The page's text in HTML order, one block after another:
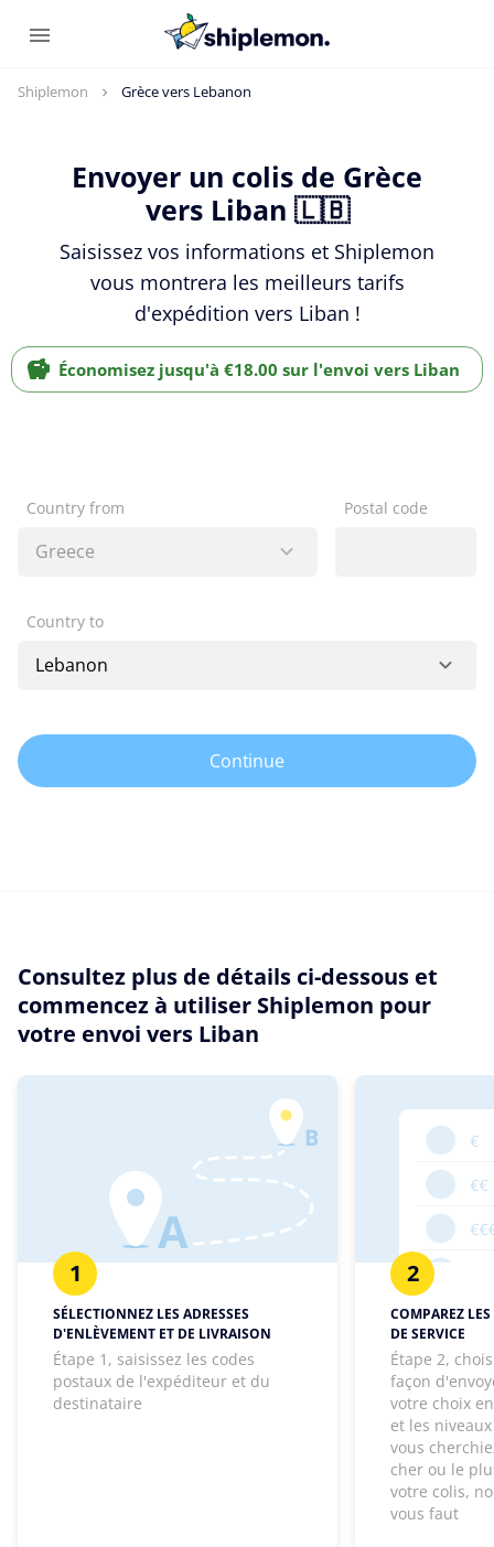
Shiplemon Grèce vers Lebanon
Envoyer un colis de Grèce
vers Liban 🇱🇧
Saisissez vos informations et Shiplemon
vous montrera les meilleurs tarifs
d'expédition vers Liban !
Économisez jusqu'à €18.00 sur l'envoi vers Liban
Country from Postal code
Country to
Continue
Consultez plus de détails ci-dessous et
commencez à utiliser Shiplemon pour
votre envoi vers Liban
1
SÉLECTIONNEZ LES ADRESSES
D'ENLÈVEMENT ET DE LIVRAISON
Étape 1, saisissez les codes
postaux de l'expéditeur et du
destinataire
2
COMPAREZ
DE SERVICE
Étape 2,
façon
votre choix
et les
vous
cher ou le
votre colis,
vous faut